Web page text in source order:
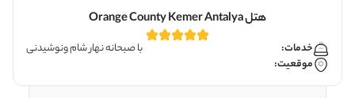
هتل Orange County Kemer Antalya
خدمات:
با صبحانه نهار شام ونوشیدنی
موقعیت: